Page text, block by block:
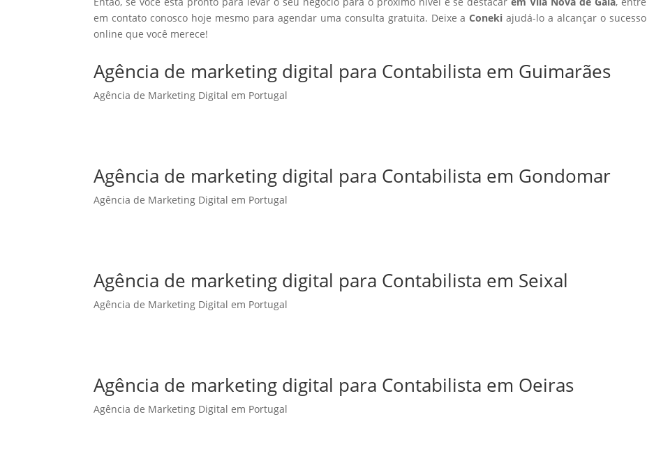
em contato conosco hoje mesmo para agendar uma consulta gratuita. Deixe aConeki ajudá-lo a alcançar o sucesso
online que você merece!
Agência de marketing digital para Contabilista em Guimarães
Agência de Marketing Digital em Portugal
Agência de marketing digital para Contabilista em Gondomar
Agência de Marketing Digital em Portugal
Agência de marketing digital para Contabilista em Seixal
Agência de Marketing Digital em Portugal
Agência de marketing digital para Contabilista em Oeiras
Agência de Marketing Digital em Portugal